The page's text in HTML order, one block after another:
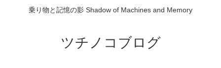
乗り物と記憶の影 Shadow of Machines and Memory
ツチノコブログ